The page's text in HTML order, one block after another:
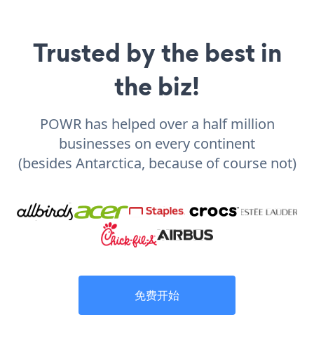
Trusted by the best in
the biz!
POWR has helped over a half million
businesses on every continent
(besides Antarctica, because of course not)
免费开始